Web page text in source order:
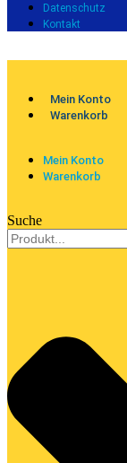
Datenschutz
Kontakt
Mein Konto
Warenkorb
Mein Konto
Warenkorb
Suche